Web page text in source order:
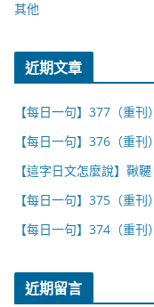
其他
近期文章
【每日一句】377（重刊）
【每日一句】376（重刊）
【這字日文怎麼說】鞦韆
【每日一句】375（重刊）
【每日一句】374（重刊）
近期留言